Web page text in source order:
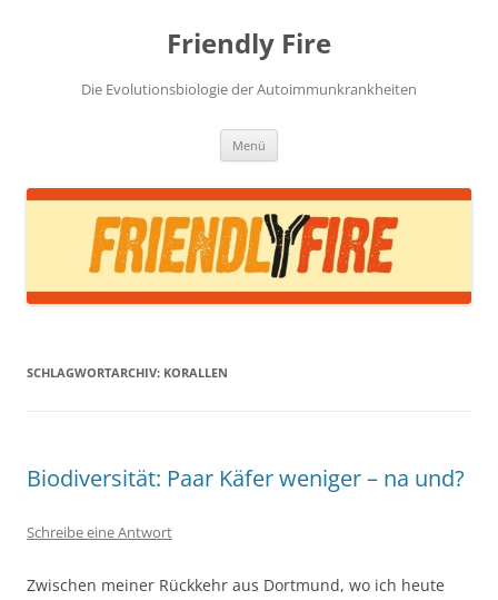
Friendly Fire
Die Evolutionsbiologie der Autoimmunkrankheiten
Menü
SCHLAGWORTARCHIV: KORALLEN
Biodiversität: Paar Käfer weniger – na und?
Schreibe eine Antwort
Zwischen meiner Rückkehr aus Dortmund, wo ich heute